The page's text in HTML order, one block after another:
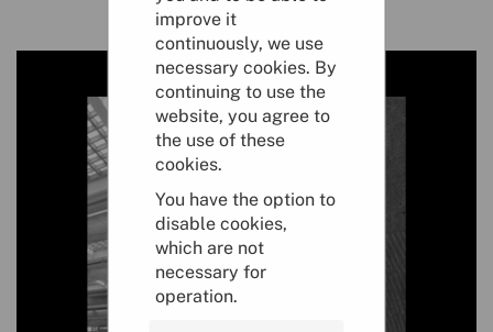
improve it
continuously, we use
necessary cookies. By
continuing to use the
website, you agree to
the use of these
cookies.
You have the option to
disable cookies,
which are not
necessary for
operation.